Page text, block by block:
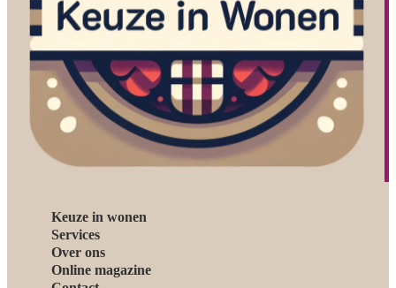
Keuze in wonen
Services
Over ons
Online magazine